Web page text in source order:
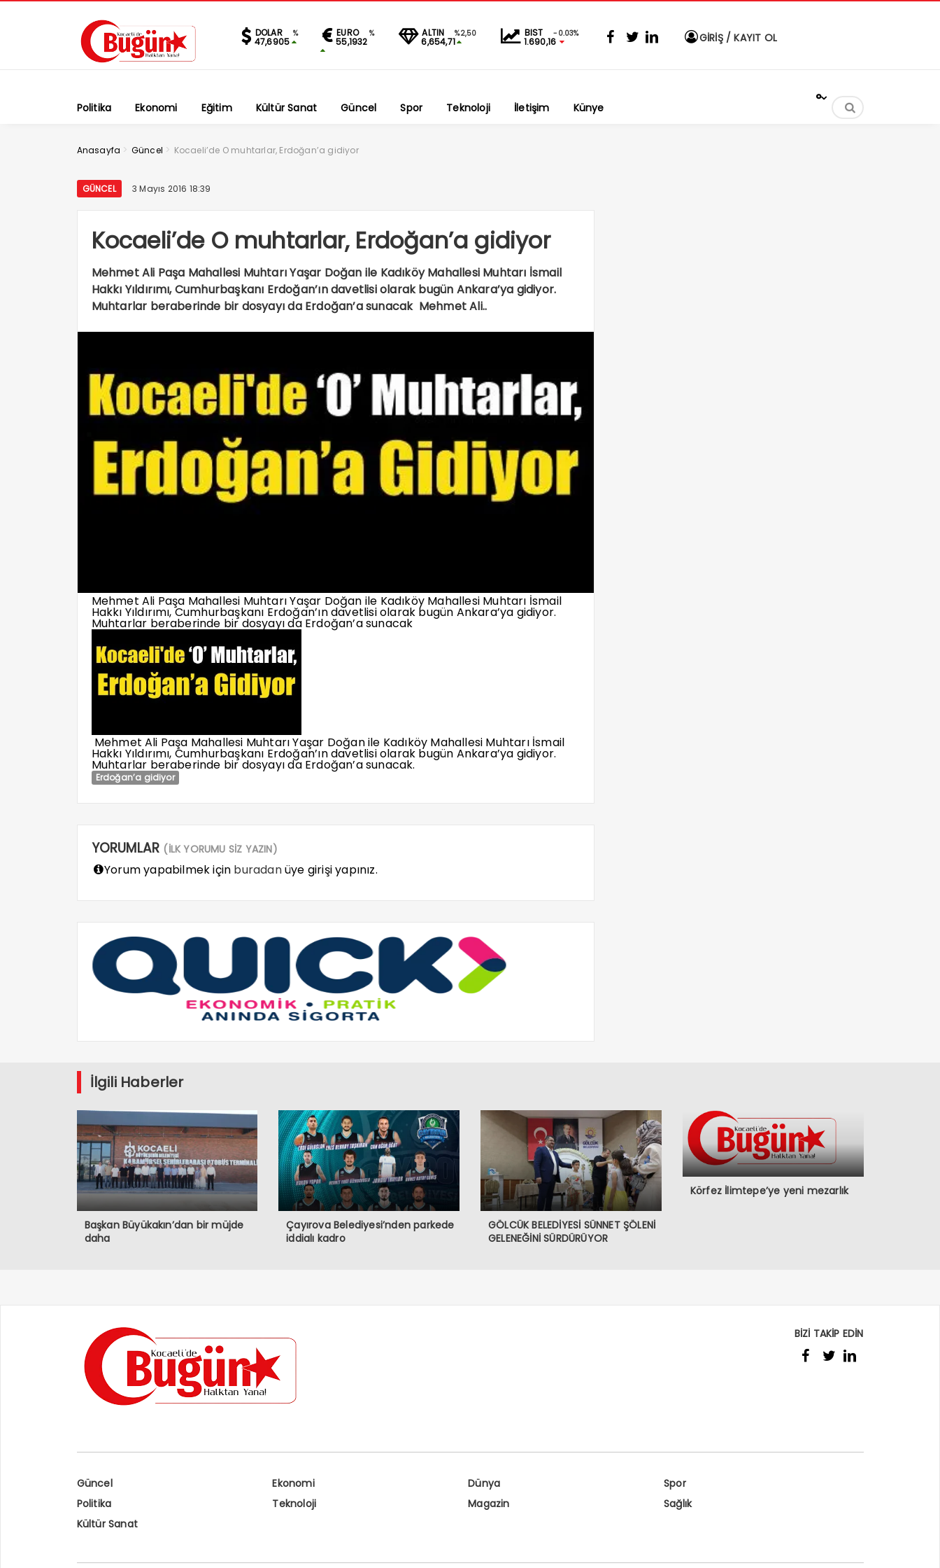
DOLAR %
47,6905
EURO %
55,1932
ALTIN %2,50
6,654,71
BIST -0.03%
1.690,16 GİRİŞ / KAYIT OL
Politika Ekonomi Eğitim Kültür Sanat Güncel Spor Teknoloji İletişim Künye
°
Anasayfa > Güncel > Kocaeli’de O muhtarlar, Erdoğan’a gidiyor
GÜNCEL 3 Mayıs 2016 18:39
Kocaeli’de O muhtarlar, Erdoğan’a gidiyor
Mehmet Ali Paşa Mahallesi Muhtarı Yaşar Doğan ile Kadıköy Mahallesi Muhtarı İsmail
Hakkı Yıldırımı, Cumhurbaşkanı Erdoğan’ın davetlisi olarak bugün Ankara’ya gidiyor.
Muhtarlar beraberinde bir dosyayı da Erdoğan’a sunacak Mehmet Ali..
Mehmet Ali Paşa Mahallesi Muhtarı Yaşar Doğan ile Kadıköy Mahallesi Muhtarı İsmail
Hakkı Yıldırımı, Cumhurbaşkanı Erdoğan’ın davetlisi olarak bugün Ankara’ya gidiyor.
Muhtarlar beraberinde bir dosyayı da Erdoğan’a sunacak
Mehmet Ali Paşa Mahallesi Muhtarı Yaşar Doğan ile Kadıköy Mahallesi Muhtarı İsmail
Hakkı Yıldırımı, Cumhurbaşkanı Erdoğan’ın davetlisi olarak bugün Ankara’ya gidiyor.
Muhtarlar beraberinde bir dosyayı da Erdoğan’a sunacak.
Erdoğan’a gidiyor
YORUMLAR (İLK YORUMU SİZ YAZIN)
Yorum yapabilmek için buradanüye girişi yapınız.
İlgili Haberler
Başkan Büyükakın’dan bir müjde
daha
Çayırova Belediyesi’nden parkede
iddialı kadro
GÖLCÜK BELEDİYESİ SÜNNET ŞÖLENİ
GELENEĞİNİ SÜRDÜRÜYOR
Körfez İlimtepe’ye yeni mezarlık
BİZİ TAKİP EDİN
Güncel Ekonomi Dünya
Spor
Politika
Teknoloji Magazin
Sağlık
Kültür Sanat